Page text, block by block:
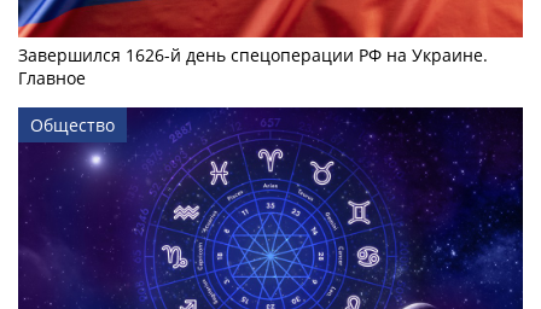
Завершился 1626-й день спецоперации РФ на Украине.
Главное
Общество